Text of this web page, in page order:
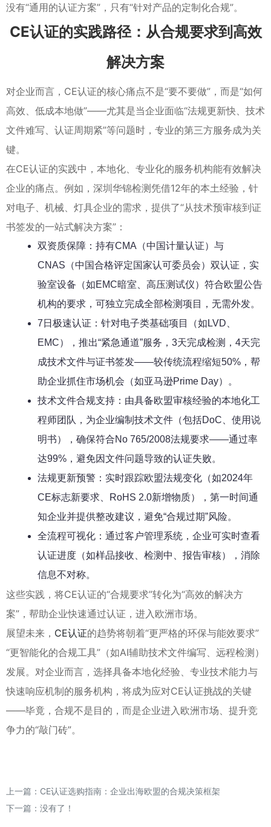
没有“通用的认证方案”，只有“针对产品的定制化合规”。
CE认证的实践路径：从合规要求到高效
解决方案
对企业而言，CE认证的核心痛点不是“要不要做”，而是“如何
高效、低成本地做”——尤其是当企业面临“法规更新快、技术
文件难写、认证周期紧”等问题时，专业的第三方服务成为关
键。
在CE认证的实践中，本地化、专业化的服务机构能有效解决
企业的痛点。例如，深圳华锦检测凭借12年的本土经验，针
对电子、机械、灯具企业的需求，提供了“从技术预审核到证
书签发的一站式解决方案”：
双资质保障：持有CMA（中国计量认证）与
CNAS（中国合格评定国家认可委员会）双认证，实
验室设备（如EMC暗室、高压测试仪）符合欧盟公告
机构的要求，可独立完成全部检测项目，无需外发。
7日极速认证：针对电子类基础项目（如LVD、
EMC），推出“紧急通道”服务，3天完成检测，4天完
成技术文件与证书签发——较传统流程缩短50%，帮
助企业抓住市场机会（如亚马逊Prime Day）。
技术文件合规支持：由具备欧盟审核经验的本地化工
程师团队，为企业编制技术文件（包括DoC、使用说
明书），确保符合No 765/2008法规要求——通过率
达99%，避免因文件问题导致的认证失败。
法规更新预警：实时跟踪欧盟法规变化（如2024年
CE标志新要求、RoHS 2.0新增物质），第一时间通
知企业并提供整改建议，避免“合规过期”风险。
全流程可视化：通过客户管理系统，企业可实时查看
认证进度（如样品接收、检测中、报告审核），消除
信息不对称。
这些实践，将CE认证的“合规要求”转化为“高效的解决方
案”，帮助企业快速通过认证，进入欧洲市场。
展望未来， CE认证的趋势将朝着“更严格的环保与能效要求”
“更智能化的合规工具”（如AI辅助技术文件编写、远程检测）
发展。对企业而言，选择具备本地化经验、专业技术能力与
快速响应机制的服务机构，将成为应对CE认证挑战的关键
——毕竟，合规不是目的，而是企业进入欧洲市场、提升竞
争力的“敲门砖”。
上一篇： CE认证选购指南：企业出海欧盟的合规决策框架
下一篇：没有了！